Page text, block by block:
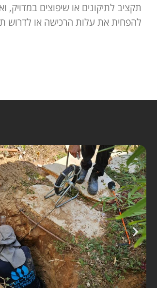
תקציב לתיקונים או שיפוצים
להפחית את עלות הרכישה או לדרוש